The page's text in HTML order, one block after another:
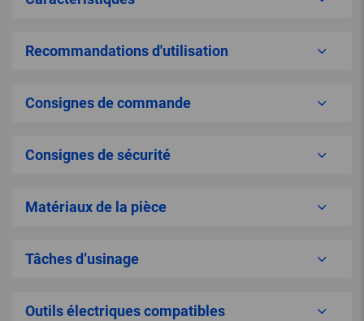
Recommandations d'utilisation
Consignes de commande
Consignes de sécurité
Matériaux de la pièce
Tâches d’usinage
Outils électriques compatibles